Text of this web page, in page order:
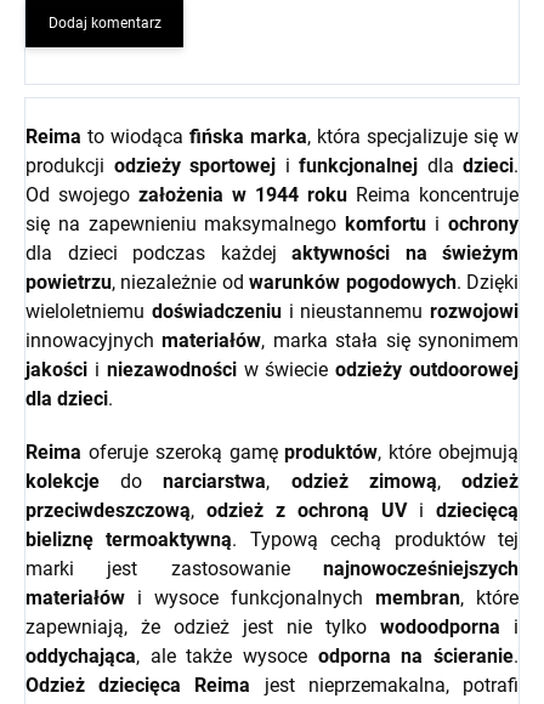
Dodaj komentarz
Reima to wiodąca fińska marka, która specjalizuje się w
produkcji odzieży sportowej i funkcjonalnej dla dzieci.
Od swojego założenia w 1944 roku Reima koncentruje
się na zapewnieniu maksymalnego komfortu iochrony
dla dzieci podczas każdej aktywności na świeżym
powietrzu, niezależnie odwarunków pogodowych. Dzięki
wieloletniemu doświadczeniui nieustannemu rozwojowi
innowacyjnychmateriałów, marka stała się synonimem
jakości i niezawodnościw świecieodzieży outdoorowej
dla dzieci.
Reima oferuje szeroką gamęproduktów, które obejmują
kolekcje donarciarstwa, odzież zimową,odzież
przeciwdeszczową, odzież z ochroną UVi dziecięcą
bieliznę termoaktywną. Typową cechą produktów tej
marki jest zastosowanie najnowocześniejszych
materiałów i wysoce funkcjonalnych membran, które
zapewniają, że odzież jest nie tylko wodoodporna i
oddychająca, ale także wysoce odporna na ścieranie.
Odzież dziecięca Reima jest nieprzemakalna, potrafi